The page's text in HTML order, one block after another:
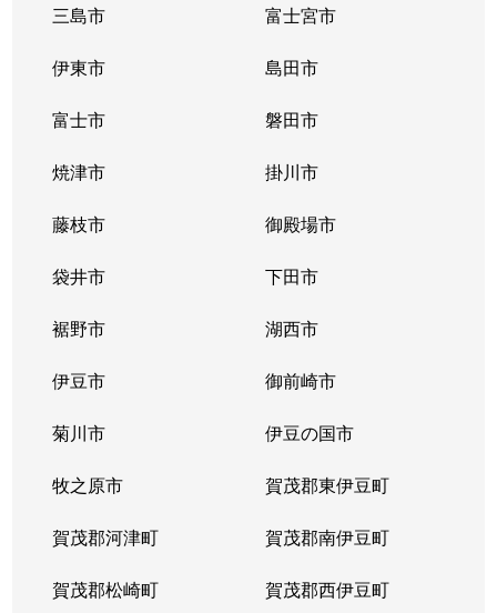
三島市 富士宮市
伊東市 島田市
富士市 磐田市
焼津市 掛川市
藤枝市 御殿場市
袋井市 下田市
裾野市 湖西市
伊豆市 御前崎市
菊川市 伊豆の国市
牧之原市 賀茂郡東伊豆町
賀茂郡河津町 賀茂郡南伊豆町
賀茂郡松崎町 賀茂郡西伊豆町